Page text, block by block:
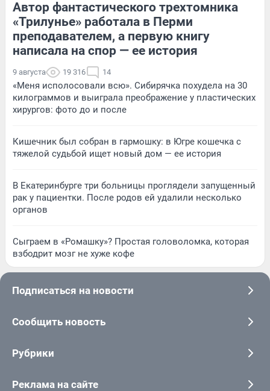
Автор фантастического трехтомника
«Трилунье» работала в Перми
преподавателем, а первую книгу
написала на спор — ее история
9 августа 19 316 14
«Меня исполосовали всю». Сибирячка похудела на 30
килограммов и выиграла преображение у пластических
хирургов: фото до и после
Кишечник был собран в гармошку: в Югре кошечка с
тяжелой судьбой ищет новый дом — ее история
В Екатеринбурге три больницы проглядели запущенный
рак у пациентки. После родов ей удалили несколько
органов
Сыграем в «Ромашку»? Простая головоломка, которая
взбодрит мозг не хуже кофе
Подписаться на новости
Сообщить новость
Рубрики
Реклама на сайте